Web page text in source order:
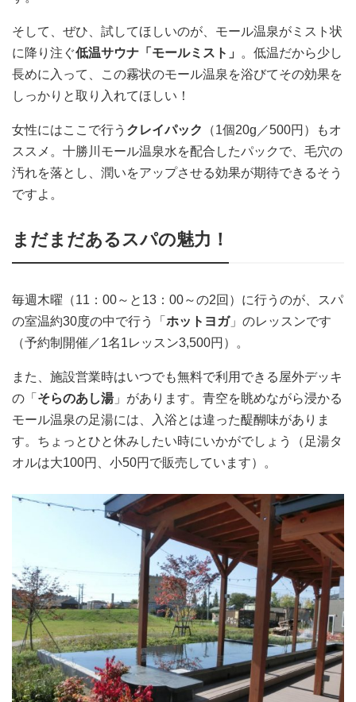
そして、ぜひ、試してほしいのが、モール温泉がミスト状
に降り注ぐ低温サウナ「モールミスト」
。低温だから少し
長めに入って、この霧状のモール温泉を浴びてその効果を
しっかりと取り入れてほしい！
女性にはここで行う クレイパック
（1個20g／500円）もオ
ススメ。十勝川モール温泉水を配合したパックで、毛穴の
汚れを落とし、潤いをアップさせる効果が期待できるそう
ですよ。
まだまだあるスパの魅力！
毎週木曜（11：00～と13：00～の2回）に行うのが、スパ
の室温約30度の中で行う「 ホットヨガ」のレッスンです
（予約制開催／1名1レッスン3,500円）。
また、施設営業時はいつでも無料で利用できる屋外デッキ
の「 そらのあし湯」があります。青空を眺めながら浸かる
モール温泉の足湯には、入浴とは違った醍醐味がありま
す。ちょっとひと休みしたい時にいかがでしょう（足湯タ
オルは大100円、小50円で販売しています）。